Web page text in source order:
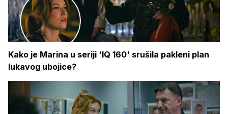
Kako je Marina u seriji 'IQ 160' srušila pakleni plan
lukavog ubojice?